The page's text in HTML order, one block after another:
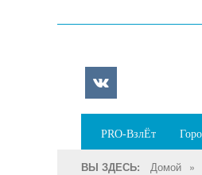
PRO-ВзлЁт
ВЫ ЗДЕСЬ: Домой »